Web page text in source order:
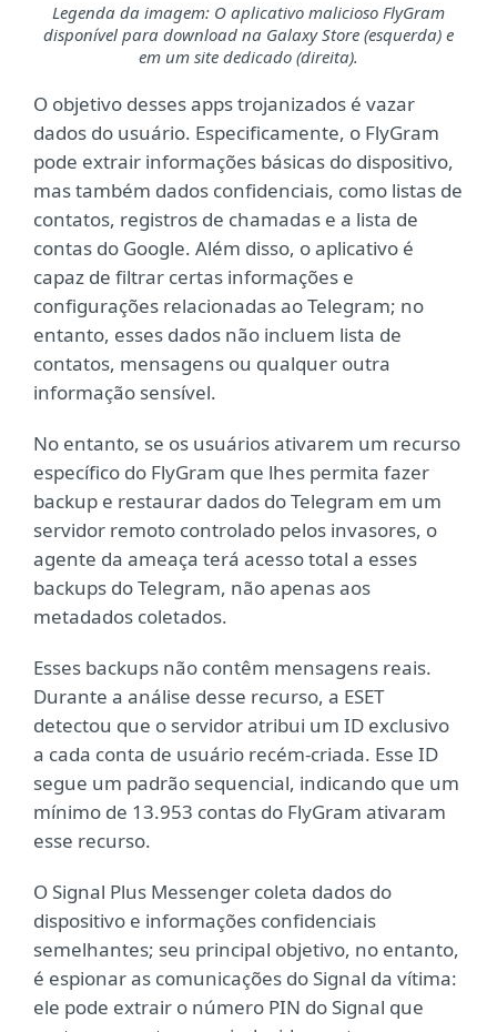
Legenda da imagem: O aplicativo malicioso FlyGram
disponível para download na Galaxy Store (esquerda) e
em um site dedicado (direita).
O objetivo desses apps trojanizados é vazar
dados do usuário. Especificamente, o FlyGram
pode extrair informações básicas do dispositivo,
mas também dados confidenciais, como listas de
contatos, registros de chamadas e a lista de
contas do Google. Além disso, o aplicativo é
capaz de filtrar certas informações e
configurações relacionadas ao Telegram; no
entanto, esses dados não incluem lista de
contatos, mensagens ou qualquer outra
informação sensível.
No entanto, se os usuários ativarem um recurso
específico do FlyGram que lhes permita fazer
backup e restaurar dados do Telegram em um
servidor remoto controlado pelos invasores, o
agente da ameaça terá acesso total a esses
backups do Telegram, não apenas aos
metadados coletados.
Esses backups não contêm mensagens reais.
Durante a análise desse recurso, a ESET
detectou que o servidor atribui um ID exclusivo
a cada conta de usuário recém-criada. Esse ID
segue um padrão sequencial, indicando que um
mínimo de 13.953 contas do FlyGram ativaram
esse recurso.
O Signal Plus Messenger coleta dados do
dispositivo e informações confidenciais
semelhantes; seu principal objetivo, no entanto,
é espionar as comunicações do Signal da vítima:
ele pode extrair o número PIN do Signal que